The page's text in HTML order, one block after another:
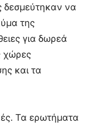
δεσμεύτηκαν να
της
για δωρεά
χώρες
και τα
Τα ερωτήματα